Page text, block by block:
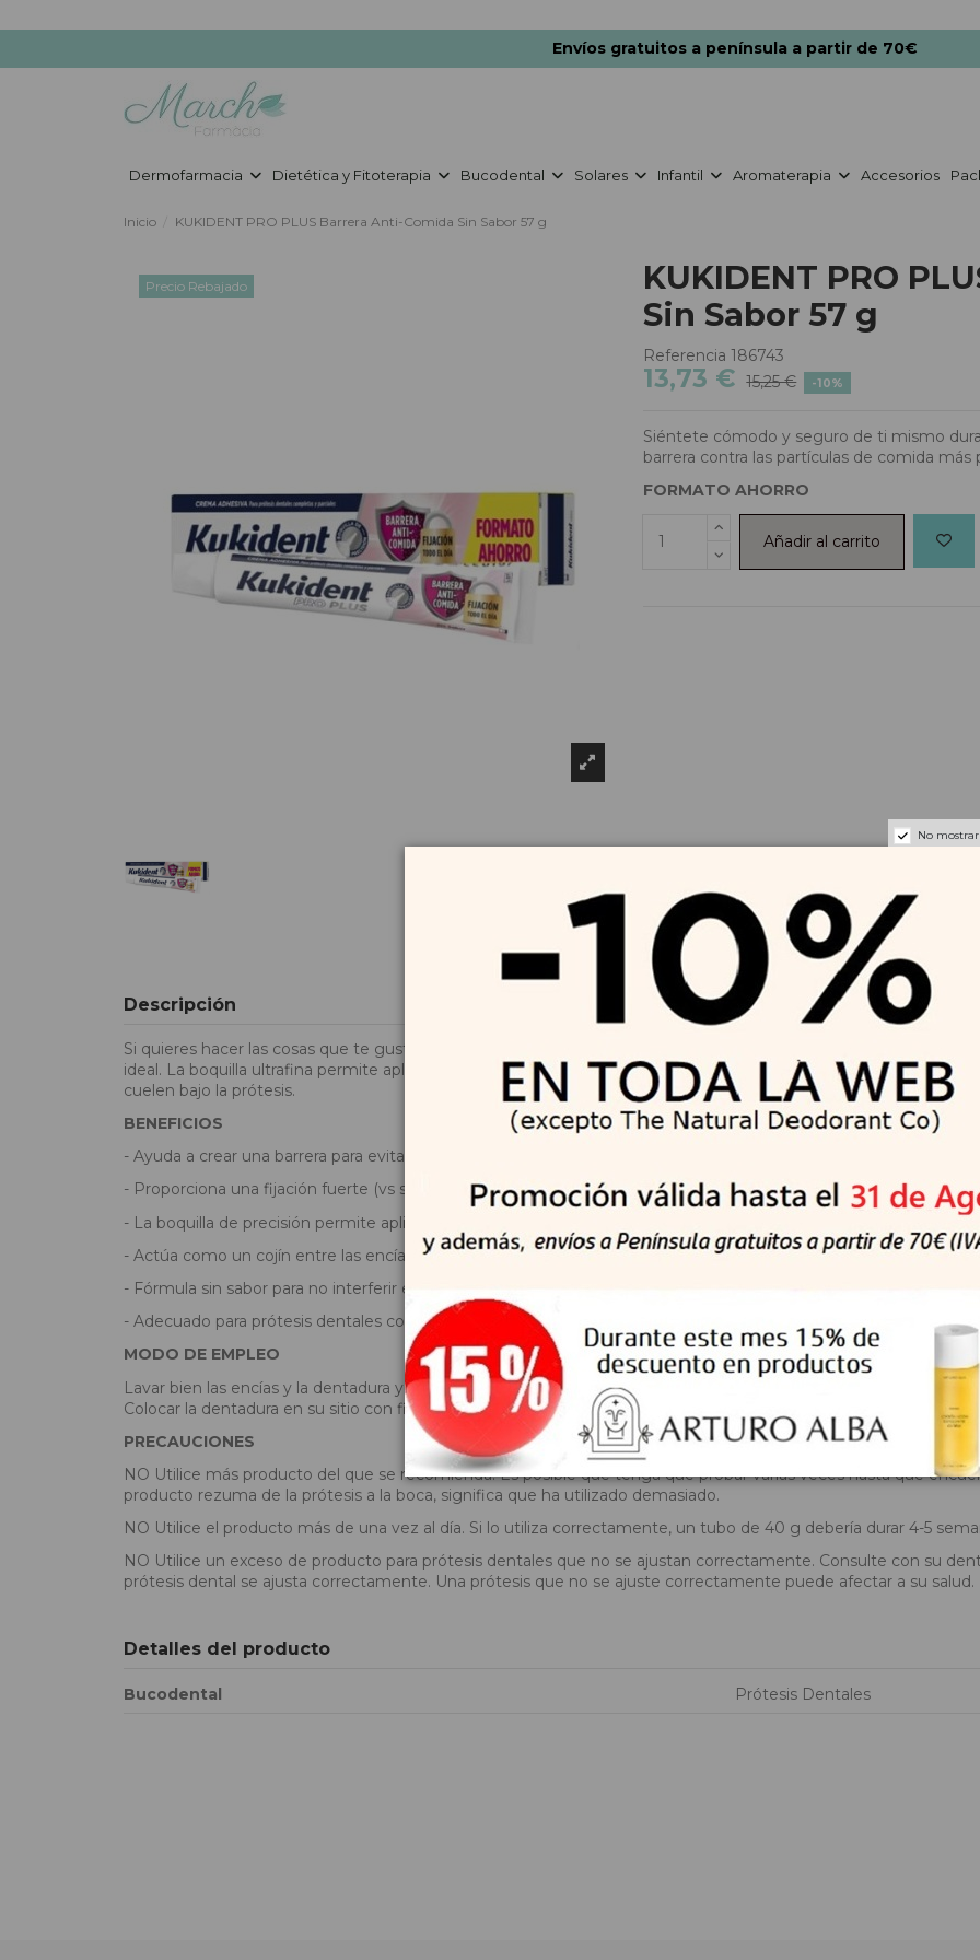
Envíos gratuitos a península a partir de 70€
Dermofarmacia Dietética y Fitoterapia Bucodental Solares Infantil Aromaterapia Accesorios
Inicio KUKIDENT PRO PLUS Barrera Anti-Comida Sin Sabor 57 g
Precio Rebajado
KUKIDENT PRO
Sin Sabor 57 g
Referencia 186743
13,73 € 15,25 € -10%
Siéntete cómodo y seguro de ti mismo
barrera contra las partículas de comida más
FORMATO AHORRO
Añadir al carrito
Descripción
Si quieres hacer las cosas que te gustan y comer tus alimentos favoritos sin preocuparte por la prótesis dental,
ideal. La boquilla ultrafina permite aplicarlo fácilmente y crea una barrera entre las encías y la dentadura para
cuelen bajo la prótesis.
BENEFICIOS
- Ayuda a crear una barrera para evitar que incluso las partículas de comida más pequeñas se cuelen bajo la
- Proporciona una fijación fuerte (vs sin adhesivo)
- La boquilla de precisión permite aplicar el producto de forma precisa para crear una barrera protectora
- Actúa como un cojín entre las encías y la prótesis, permitiendo un ajuste perfecto
- Fórmula sin sabor para no interferir en el gusto de los alimentos
- Adecuado para prótesis dentales completas y parciales
MODO DE EMPLEO
Lavar bien las encías y la dentadura y, a continuación, secar la dentadura y aplicar la solución en pequeñas
Colocar la dentadura en su sitio con firmeza y sujetarla unos instantes. Esperar unos minutos antes de comer o
PRECAUCIONES
NO Utilice más producto del que se recomienda. Es posible que tenga que probar varias veces hasta que
producto rezuma de la prótesis a la boca, significa que ha utilizado demasiado.
NO Utilice el producto más de una vez al día. Si lo utiliza correctamente, un tubo de 40 g debería durar 4-5
NO Utilice un exceso de producto para prótesis dentales que no se ajustan correctamente. Consulte con su
prótesis dental se ajusta correctamente. Una prótesis que no se ajuste correctamente puede afectar a su salud.
Detalles del producto
Bucodental Prótesis Dentales
No